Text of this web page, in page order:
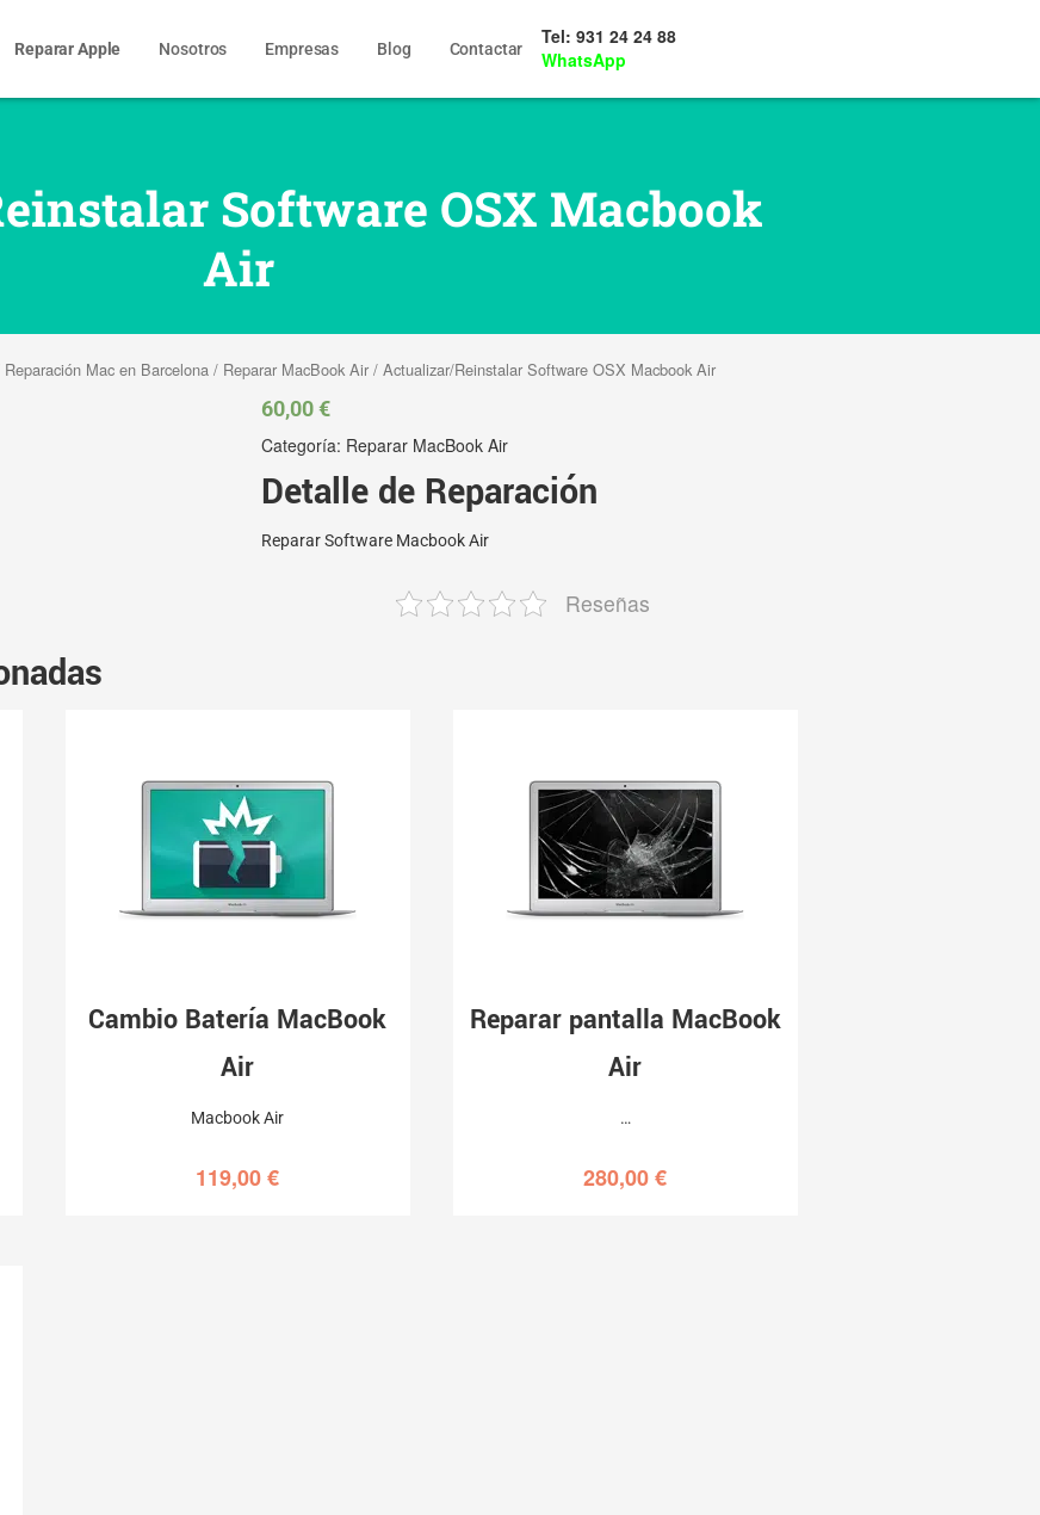
Reparar Apple Nosotros Empresas Blog Contactar
Tel: 931 24 24 88
WhatsApp
Software OSX Macbook
Air
Reparación Mac en Barcelona / Reparar MacBook Air / Actualizar/Reinstalar Software OSX Macbook Air
60,00€
Categoría: Reparar MacBook Air
Detalle de Reparación
Reparar Software Macbook Air
Reseñas
Cambio Batería MacBook
Air
Macbook Air
119,00€
Reparar pantalla MacBook
Air
…
280,00€